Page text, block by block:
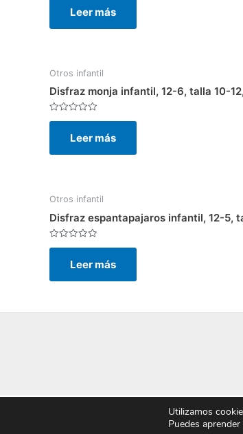
5
Leer más
Otros infantil
Disfraz monja infantil, 12-6, talla 10-
Valorado
5
Leer más
Otros infantil
Disfraz espantapajaros infantil, 12-5,
Valorado
5
Leer más
Utilizamos
Puedes